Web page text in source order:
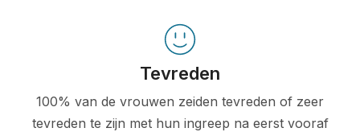
Tevreden
100% van de vrouwen zeiden tevreden of zeer
tevreden te zijn met hun ingreep na eerst vooraf